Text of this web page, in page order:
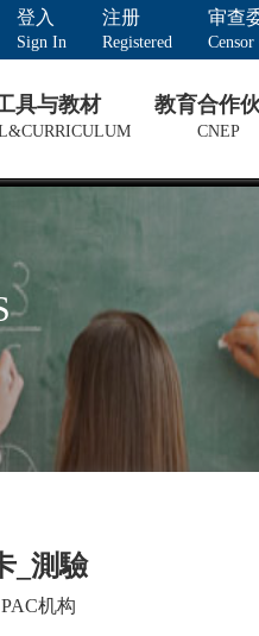
登入
Sign In
注册
Registered
审查
Censor
具与教材 教育合作
CNEP
_測驗
PAC机构